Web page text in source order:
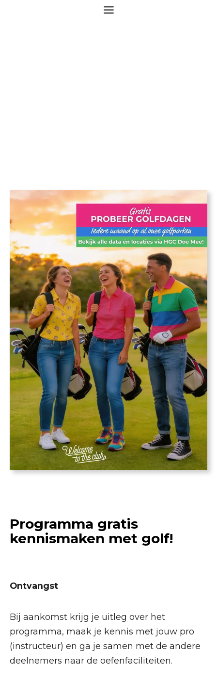
Programma gratis
kennismaken met golf!
Ontvangst
Bij aankomst krijg je uitleg over het
programma, maak je kennis met jouw pro
(instructeur) en ga je samen met de andere
deelnemers naar de oefenfaciliteiten.